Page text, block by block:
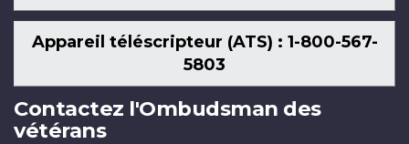
Appareil téléscripteur (ATS) : 1-800-567-
5803
Contactez l'Ombudsman des
vétérans